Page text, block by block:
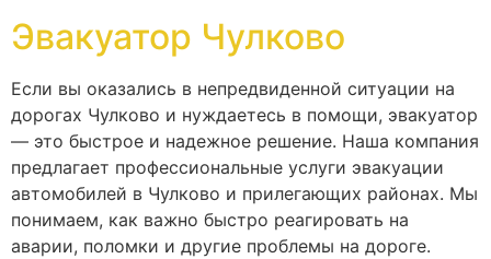
Эвакуатор Чулково
Если вы оказались в непредвиденной ситуации на
дорогах Чулково и нуждаетесь в помощи, эвакуатор
— это быстрое и надежное решение. Наша компания
предлагает профессиональные услуги эвакуации
автомобилей в Чулково и прилегающих районах. Мы
понимаем, как важно быстро реагировать на
аварии, поломки и другие проблемы на дороге.